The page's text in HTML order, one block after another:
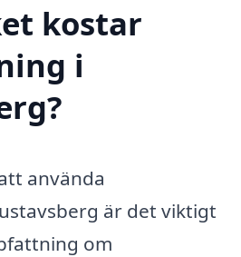
kostar
i
använda
är det viktigt
om